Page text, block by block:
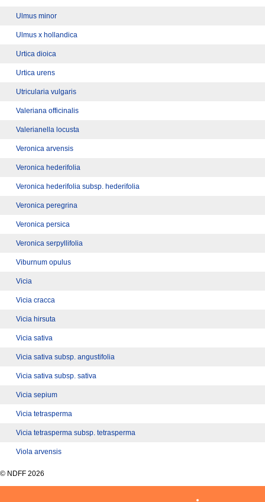
Ulmus minor
Ulmus x hollandica
Urtica dioica
Urtica urens
Utricularia vulgaris
Valeriana officinalis
Valerianella locusta
Veronica arvensis
Veronica hederifolia
Veronica hederifolia subsp. hederifolia
Veronica peregrina
Veronica persica
Veronica serpyllifolia
Viburnum opulus
Vicia
Vicia cracca
Vicia hirsuta
Vicia sativa
Vicia sativa subsp. angustifolia
Vicia sativa subsp. sativa
Vicia sepium
Vicia tetrasperma
Vicia tetrasperma subsp. tetrasperma
Viola arvensis
© NDFF 2026